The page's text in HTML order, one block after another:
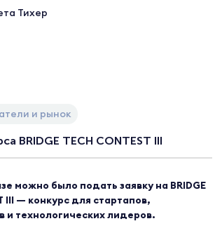
Тихер
и рынок
BRIDGE TECH CONTEST III
можно было подать заявку на BRIDGE
III — конкурс для стартапов,
и технологических лидеров.